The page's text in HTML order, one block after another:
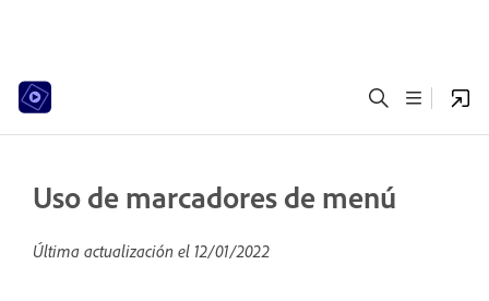
Uso de marcadores de menú
Última actualización el 12/01/2022